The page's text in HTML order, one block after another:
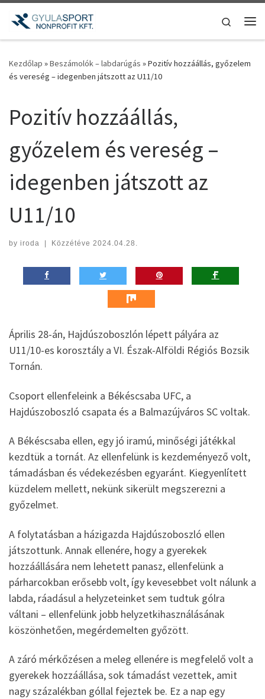
Teljes tartalom megjelenítése
Search
Kezdőlap »Beszámolók – labdarúgás »Pozitív hozzáállás, győzelem
és vereség – idegenben játszott az U11/10
Pozitív hozzáállás,
győzelem és vereség –
idegenben játszott az
U11/10
by iroda | Közzétéve 2024.04.28.
Április 28-án, Hajdúszoboszlón lépett pályára az
U11/10-es korosztály a VI. Észak-Alföldi Régiós Bozsik
Tornán.
Csoport ellenfeleink a Békéscsaba UFC, a
Hajdúszoboszló csapata és a Balmazújváros SC voltak.
A Békéscsaba ellen, egy jó iramú, minőségi játékkal
kezdtük a tornát. Az ellenfelünk is kezdeményező volt,
támadásban és védekezésben egyaránt. Kiegyenlített
küzdelem mellett, nekünk sikerült megszerezni a
győzelmet.
A folytatásban a házigazda Hajdúszoboszló ellen
játszottunk. Annak ellenére, hogy a gyerekek
hozzáállására nem lehetett panasz, ellenfelünk a
párharcokban erősebb volt, így kevesebbet volt nálunk a
labda, ráadásul a helyzeteinket sem tudtuk gólra
váltani – ellenfelünk jobb helyzetkihasználásának
köszönhetően, megérdemelten győzött.
A záró mérkőzésen a meleg ellenére is megfelelő volt a
gyerekek hozzáállása, sok támadást vezettek, amit
nagy százalékban góllal fejeztek be. Ez a nap egy